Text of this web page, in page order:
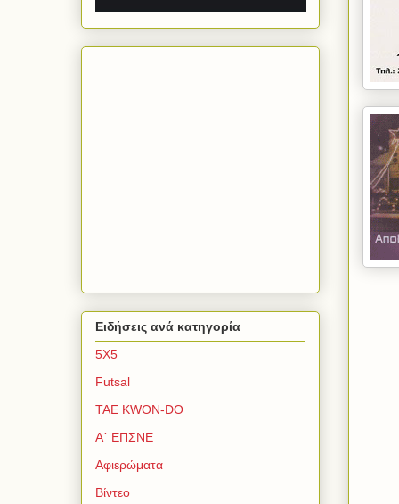
Ειδήσεις ανά κατηγορία
5Χ5
Futsal
TAE KWON-DO
Α΄ ΕΠΣΝΕ
Αφιερώματα
Βίντεο